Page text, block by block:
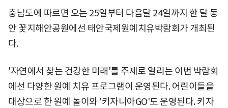
충남도에 따르면 오는 25일부터 다음달 24일까지 한 달 동
안 꽃지해안공원에선 태안국제원예치유박람회가 개최된
다.
'자연에서 찾는 건강한 미래'를 주제로 열리는 이번 박람회
에선 다양한 원예 치유 프로그램이 운영된다. 어린이들을
대상으로 한 원예 놀이와 '키자니아GO'도 운영된다. 키자